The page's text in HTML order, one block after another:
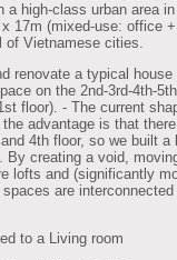
high-class urban area
17m (mixed-use: office
of Vietnamese cities.
renovate a typical house
on the 2nd-3rd-4th-
floor). - The current
advantage is that
4th floor, so we built a
By creating a void,
lofts and (significantly
are
to a Living room